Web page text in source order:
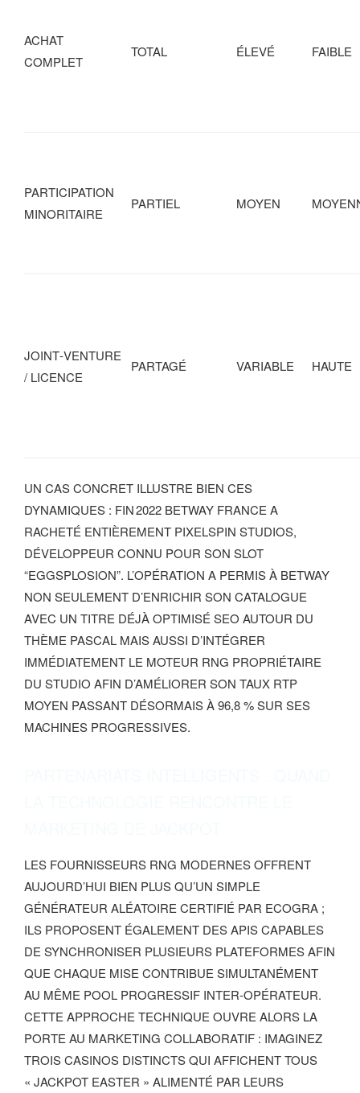
ACHAT
COMPLET
TOTAL ÉLEVÉ FAIBLE
PARTICIPATION
MINORITAIRE
PARTIEL MOYEN
JOINT‑VENTURE
/ LICENCE
PARTAGÉ VARIABLE HAUTE
UN CAS CONCRET ILLUSTRE BIEN CES
DYNAMIQUES : FIN 2022 BETWAY FRANCE A
RACHETÉ ENTIÈREMENT PIXELSPIN STUDIOS,
DÉVELOPPEUR CONNU POUR SON SLOT
“EGGSPLOSION”. L’OPÉRATION A PERMIS À BETWAY
NON SEULEMENT D’ENRICHIR SON CATALOGUE
AVEC UN TITRE DÉJÀ OPTIMISÉ SEO AUTOUR DU
THÈME PASCAL MAIS AUSSI D’INTÉGRER
IMMÉDIATEMENT LE MOTEUR RNG PROPRIÉTAIRE
DU STUDIO AFIN D’AMÉLIORER SON TAUX RTP
MOYEN PASSANT DÉSORMAIS À 96,8 % SUR SES
MACHINES PROGRESSIVES.
LES FOURNISSEURS RNG MODERNES OFFRENT
AUJOURD’HUI BIEN PLUS QU’UN SIMPLE
GÉNÉRATEUR ALÉATOIRE CERTIFIÉ PAR ECOGRA ;
ILS PROPOSENT ÉGALEMENT DES APIS CAPABLES
DE SYNCHRONISER PLUSIEURS PLATEFORMES AFIN
QUE CHAQUE MISE CONTRIBUE SIMULTANÉMENT
AU MÊME POOL PROGRESSIF INTER‐OPÉRATEUR.
CETTE APPROCHE TECHNIQUE OUVRE ALORS LA
PORTE AU MARKETING COLLABORATIF : IMAGINEZ
TROIS CASINOS DISTINCTS QUI AFFICHENT TOUS
« JACKPOT EASTER » ALIMENTÉ PAR LEURS